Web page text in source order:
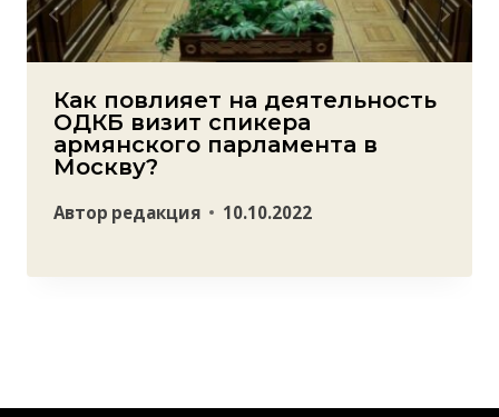
Как повлияет на деятельность
ОДКБ визит спикера
армянского парламента в
Москву?
Автор редакция 10.10.2022